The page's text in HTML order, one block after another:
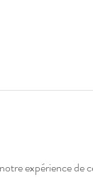
expérience de